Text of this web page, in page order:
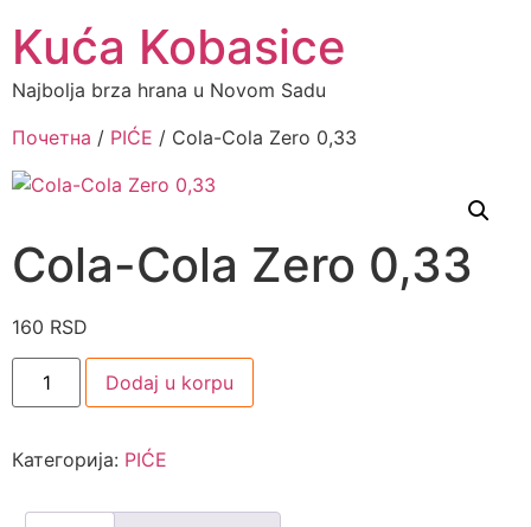
Kuća Kobasice
Najbolja brza hrana u Novom Sadu
Почетна / PIĆE / Cola-Cola Zero 0,33
Cola-Cola Zero 0,33
160 RSD
Dodaj u korpu
Категорија: PIĆE